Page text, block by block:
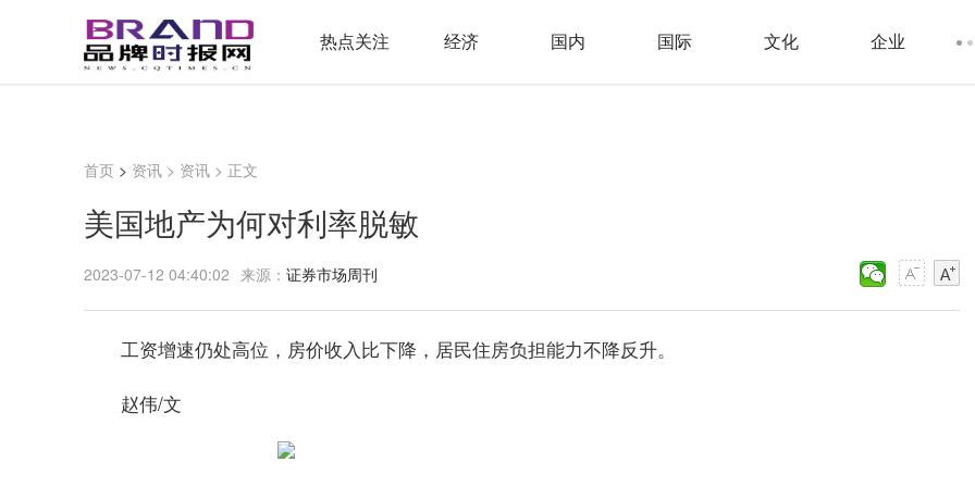
热点关注 经济 国内 国际 文化 企业
首页 > 资讯 > 资讯 > 正文
美国地产为何对利率脱敏
2023-07-12 04:40:02 来源： 证券市场周刊
工资增速仍处高位，房价收入比下降，居民住房负担能力不降反升。
赵伟/文